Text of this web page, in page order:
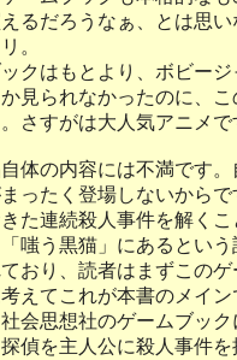
るだろうなぁ、とは思
。
クはもとより、ボビー
見られなかったのに、
さすがは大人気アニメで
体の内容には不満です
ったく登場しないからで
た連続殺人事件を解く
嗤う黒猫」にあるとい
おり、読者はまずこの
えてこれが本書のメイ
会思想社のゲームブッ
偵を主人公に殺人事件